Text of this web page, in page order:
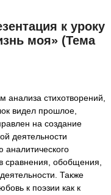
к уроку
моя» (Тема
анализа стихотворений,
видел прошлое,
на создание
деятельности
сравнения, обобщения,
Также
к поэзии как к